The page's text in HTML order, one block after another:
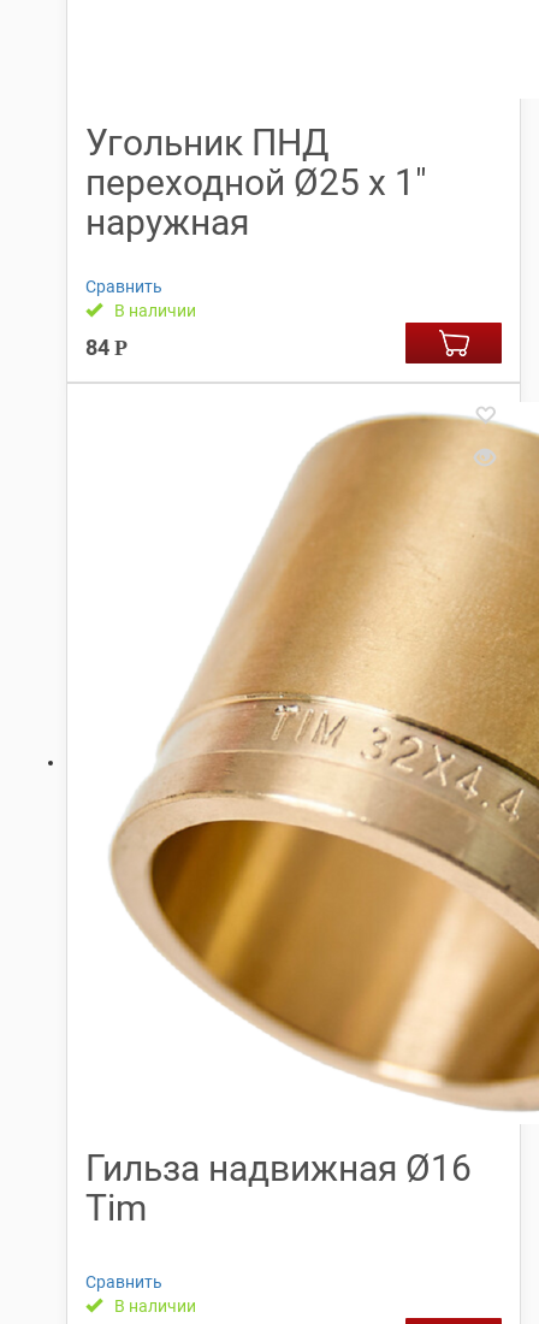
Угольник ПНД
переходной Ø25 х 1″
наружная
Сравнить
В наличии
84 Р
Гильза надвижная Ø16
Tim
Сравнить
В наличии